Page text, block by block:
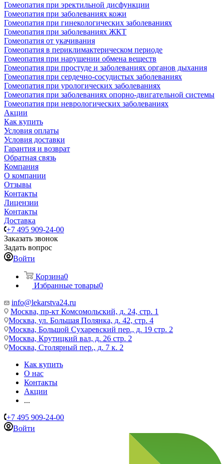
Гомеопатия при эректильной дисфункции
Гомеопатия при заболеваниях кожи
Гомеопатия при гинекологических заболеваниях
Гомеопатия при заболеваниях ЖКТ
Гомеопатия от укачивания
Гомеопатия в периклимактерическом периоде
Гомеопатия при нарушении обмена веществ
Гомеопатия при простуде и заболеваниях органов дыхания
Гомеопатия при сердечно-сосудистых заболеваниях
Гомеопатия при урологических заболеваниях
Гомеопатия при заболеваниях опорно-двигательной системы
Гомеопатия при неврологических заболеваниях
Акции
Как купить
Условия оплаты
Условия доставки
Гарантия и возврат
Обратная связь
Компания
О компании
Отзывы
Контакты
Лицензии
Контакты
Доставка
+7 495 909-24-00
Заказать звонок
Задать вопрос
Войти
Корзина0
Избранные товары0
info@lekarstva24.ru
Москва, пр-кт Комсомольский, д. 24, стр. 1
Москва, ул. Большая Полянка, д. 42, стр. 4
Москва, Большой Сухаревский пер., д. 19 стр. 2
Москва, Крутицкий вал, д. 26 стр. 2
Москва, Столярный пер., д. 7 к. 2
Как купить
О нас
Контакты
Акции
...
+7 495 909-24-00
Войти